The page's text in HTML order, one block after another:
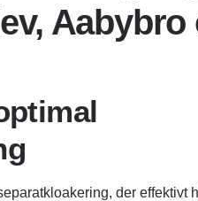
Aabybro
der effektivt